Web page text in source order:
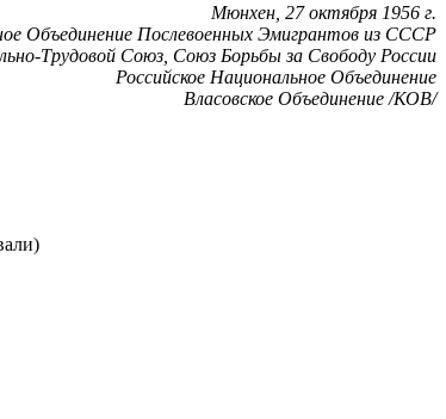
Мюнхен, 27 октября 1956 г.
Объединение Послевоенных Эмигрантов из СССР
Трудовой Союз, Союз Борьбы за Свободу России
Российское Национальное Объединение
Власовское Объединение /КОВ/